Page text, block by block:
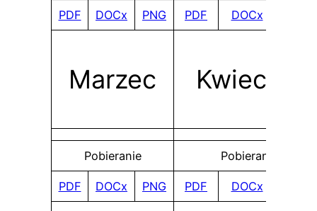
PDF DOCx PNG PDF DOCx
Marzec Kwiecień
Pobieranie Pobieranie
PDF DOCx PNG PDF DOCx